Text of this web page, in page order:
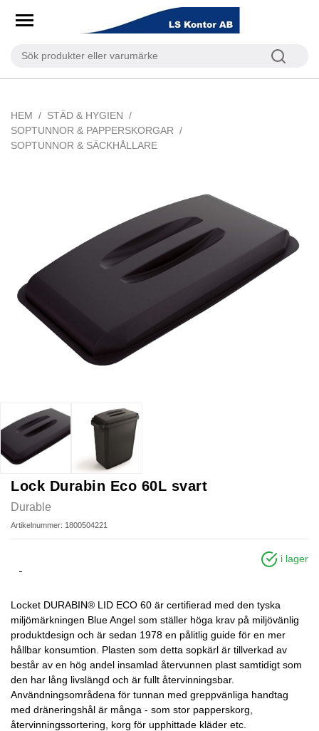
HEM
STÄD & HYGIEN
SOPTUNNOR & PAPPERSKORGAR
SOPTUNNOR & SÄCKHÅLLARE
Lock Durabin Eco 60L svart
Durable
Artikelnummer: 1800504221
i lager
Locket DURABIN® LID ECO 60 är certifierad med den tyska
miljömärkningen Blue Angel som ställer höga krav på miljövänlig
produktdesign och är sedan 1978 en pålitlig guide för en mer
hållbar konsumtion. Plasten som detta sopkärl är tillverkad av
består av en hög andel insamlad återvunnen plast samtidigt som
den har lång livslängd och är fullt återvinningsbar.
Användningsområdena för tunnan med greppvänliga handtag
med dräneringshål är många - som stor papperskorg,
återvinningssortering, korg för upphittade kläder etc.